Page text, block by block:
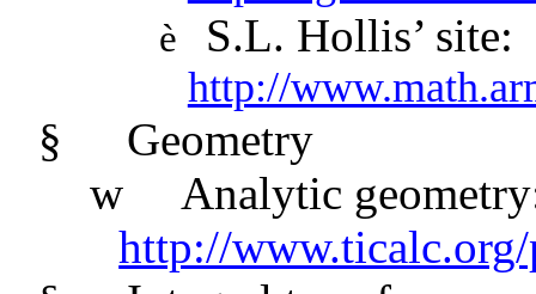
è S.L. Hollis’ site:
http://
§
Geometry
w
Analytic
http://www.ticalc.org/